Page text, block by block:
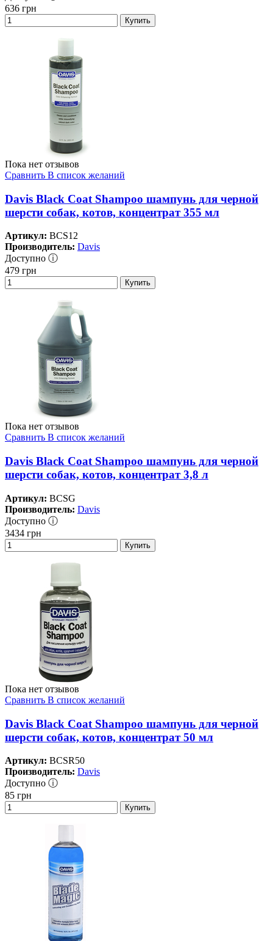
636 грн
Купить
Пока нет отзывов
Сравнить В список желаний
Davis Black Coat Shampoo шампунь для черной
шерсти собак, котов, концентрат 355 мл
Артикул: BCS12
Производитель: Davis
Доступно ⓘ
479 грн
Купить
Пока нет отзывов
Сравнить В список желаний
Davis Black Coat Shampoo шампунь для черной
шерсти собак, котов, концентрат 3,8 л
Артикул: BCSG
Производитель: Davis
Доступно ⓘ
3434 грн
Купить
Пока нет отзывов
Сравнить В список желаний
Davis Black Coat Shampoo шампунь для черной
шерсти собак, котов, концентрат 50 мл
Артикул: BCSR50
Производитель: Davis
Доступно ⓘ
85 грн
Купить